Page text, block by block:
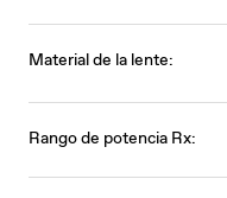
Material de la lente:
Rango de potencia Rx: